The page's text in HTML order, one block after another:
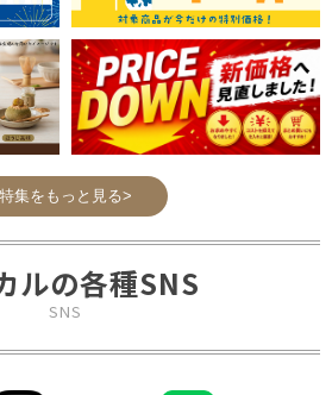
特集をもっと見る>
ルの各種SNS
SNS